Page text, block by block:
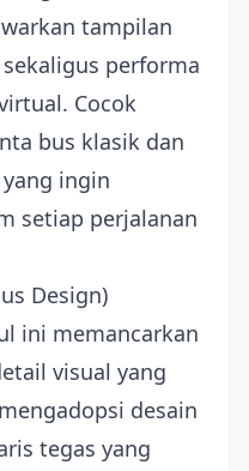
tampilan
performa
Cocok
bus klasik dan
ingin
setiap perjalanan
Design)
ini memancarkan
visual yang
desain
tegas yang